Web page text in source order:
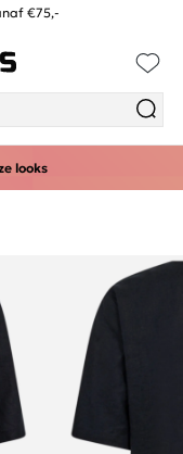
€75,-
looks